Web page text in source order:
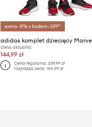
extra -5% z kodem: OFF*
adidas komplet dziecięcy
Cena aktualna:
144,99 zł
Cena regularna: 239,99 zł
Najniższa cena: 154,99 zł